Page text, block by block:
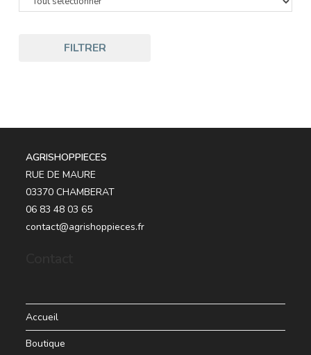
FILTRER
AGRISHOPPIECES
RUE DE MAURE
03370 CHAMBERAT
06 83 48 03 65
contact@agrishoppieces.fr
Accueil
Boutique